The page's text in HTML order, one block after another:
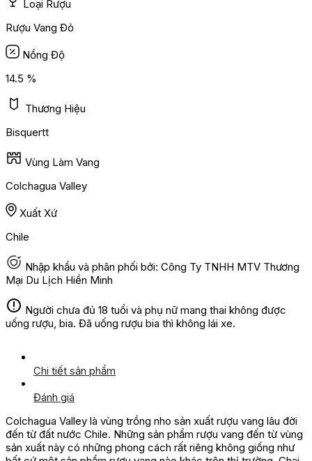
Loại Rượu
Rượu Vang Đỏ
Nồng Độ
14.5 %
Thương Hiệu
Bisquertt
Vùng Làm Vang
Colchagua Valley
Xuất Xứ
Chile
Nhập khẩu và phân phối bởi: Công Ty TNHH MTV Thương
Mại Du Lịch Hiền Minh
Người chưa đủ 18 tuổi và phụ nữ mang thai không được
uống rượu, bia. Đã uống rượu bia thì không lái xe.
Chi tiết sản phẩm
Đánh giá
Colchagua Valley là vùng trồng nho sản xuất rượu vang lâu đời
đến từ đất nước Chile. Những sản phẩm rượu vang đến từ vùng
sản xuất này có những phong cách rất riêng không giống như